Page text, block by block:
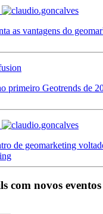
as vantagens do
primeiro Geotrends de
de geomarketing
com novos